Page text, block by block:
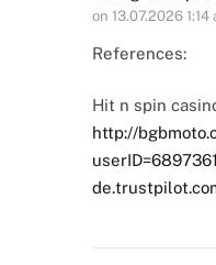
on 13.07.2026 1:14
References:
Hit n spin
http://